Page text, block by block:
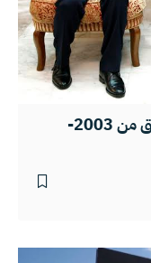
نموذج التساوم التركي الإيراني في العراق من 2003-